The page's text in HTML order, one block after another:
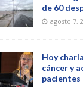
de 60
agosto 7,
Hoy
cáncer y
pacientes